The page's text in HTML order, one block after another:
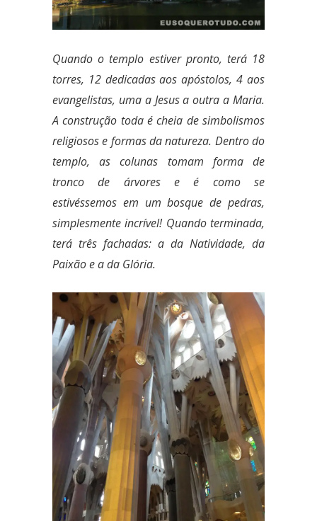
Quando o templo estiver pronto, terá 18
torres, 12 dedicadas aos apóstolos, 4 aos
evangelistas, uma a Jesus a outra a Maria.
A construção toda é cheia de simbolismos
religiosos e formas da natureza. Dentro do
templo, as colunas tomam forma de
tronco de árvores e é como se
estivéssemos em um bosque de pedras,
simplesmente incrível! Quando terminada,
terá três fachadas: a da Natividade, da
Paixão e a da Glória.